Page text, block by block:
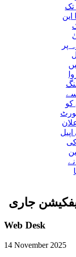
Web Desk
14 November 2025